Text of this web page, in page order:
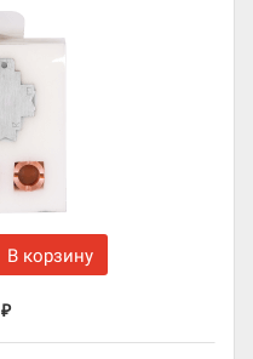
В корзину
₽